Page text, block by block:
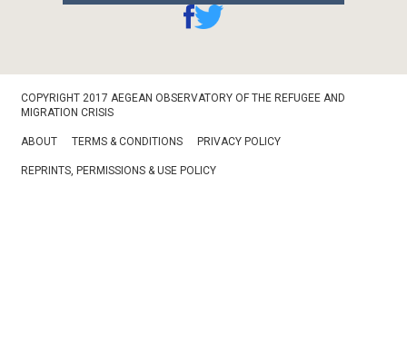
Bottom
COPYRIGHT 2017 AEGEAN OBSERVATORY OF THE REFUGEE AND
MIGRATION CRISIS
ABOUT TERMS & CONDITIONS PRIVACY POLICY
REPRINTS, PERMISSIONS & USE POLICY